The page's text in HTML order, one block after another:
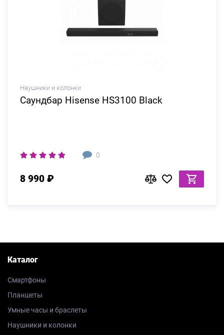
Наушники и колонки
Саундбар Hisense HS3100 Black
0
8 990 ₽
Каталог
Смартфоны
Планшеты
Умные часы и браслеты
Наушники и колонки